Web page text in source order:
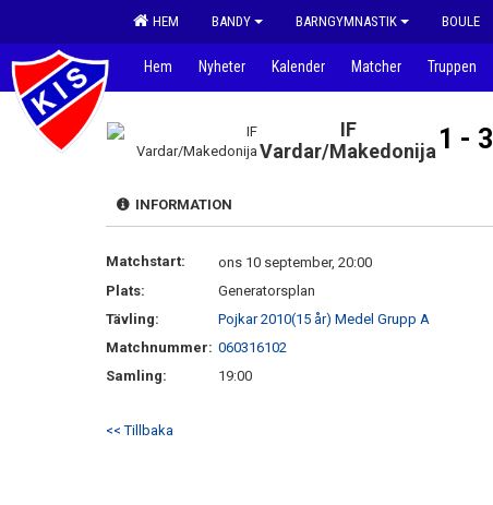
HEM BANDY BARNGYMNASTIK BOULE
Hem Nyheter Kalender Matcher Truppen
IF
Vardar/Makedonija 1 - 3
INFORMATION
Matchstart:
ons 10 september, 20:00
Plats:
Generatorsplan
Tävling:
Pojkar 2010(15 år) Medel Grupp A
Matchnummer: 060316102
Samling:
19:00
<< Tillbaka